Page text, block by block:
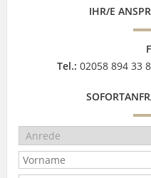
IHR/E
Tel.: 02058 894 33